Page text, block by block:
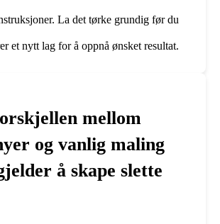
La det tørke grundig før du
et nytt lag for å oppnå ønsket resultat.
mellom
og vanlig maling
å skape slette